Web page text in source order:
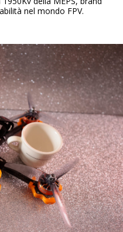
nel mondo FPV.